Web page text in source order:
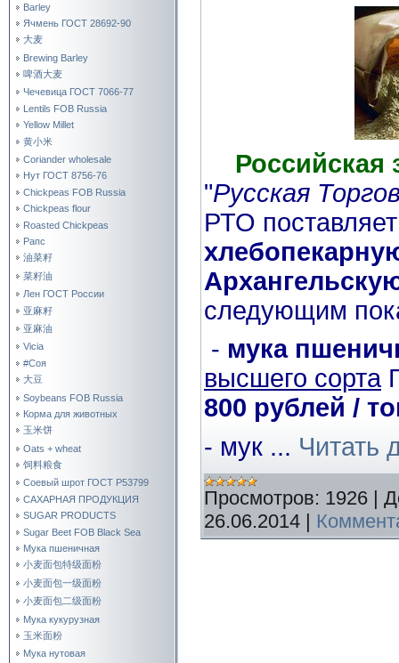
Barley
Ячмень ГОСТ 28692-90
大麦
Brewing Barley
啤酒大麦
Чечевица ГОСТ 7066-77
Lentils FOB Russia
Yellow Millet
黄小米
Coriander wholesale
Нут ГОСТ 8756-76
Chickpeas FOB Russia
Chickpeas flour
Roasted Chickpeas
Рапс
油菜籽
菜籽油
Лен ГОСТ России
亚麻籽
亚麻油
Vicia
#Соя
大豆
Soybeans FOB Russia
Корма для животных
玉米饼
Oats + wheat
饲料粮食
Соевый шрот ГОСТ Р53799
САХАРНАЯ ПРОДУКЦИЯ
SUGAR PRODUCTS
Sugar Beet FOB Black Sea
Мука пшеничная
小麦面包特级面粉
小麦面包一级面粉
小麦面包二级面粉
Мука кукурузная
玉米面粉
Мука нутовая
Российская
"Русская
РТО
следующим
- мука
высшего сорта
800 рублей /
- мук ... Читать
Просмотров: 1926 |
26.06.2014 |